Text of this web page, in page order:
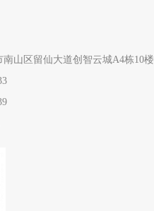
南山区留仙大道创智云城A4栋10楼